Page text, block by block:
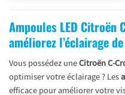
variations.
Les
options
peuvent
être
choisies
Ampoules LED Citroën
améliorez l’éclairage
Vous possédez uneCitroën C-
optimiser votre éclairage ? Les
efficace pour améliorer votre